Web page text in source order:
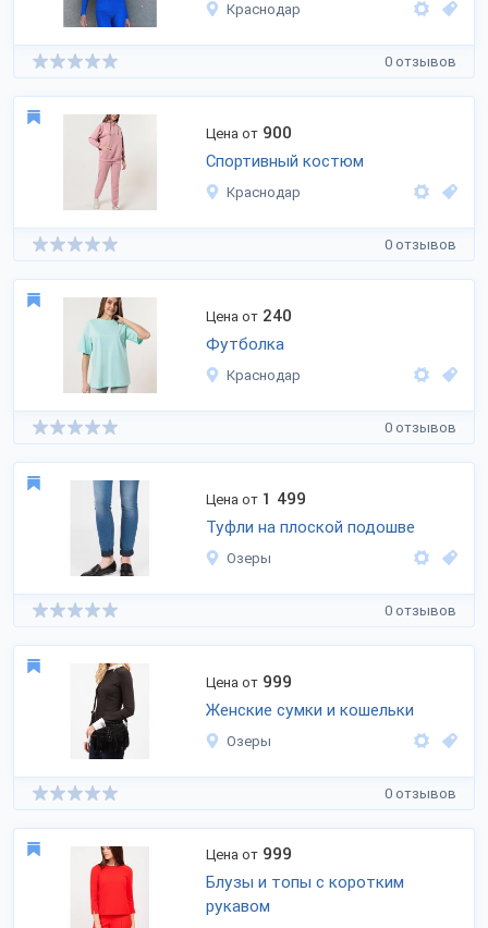
Краснодар
0 отзывов
Цена от 900
Спортивный костюм
Краснодар
0 отзывов
Цена от 240
Футболка
Краснодар
0 отзывов
Цена от 1 499
Туфли на плоской подошве
Озеры
0 отзывов
Цена от 999
Женские сумки и кошельки
Озеры
0 отзывов
Цена от 999
Блузы и топы с коротким
рукавом